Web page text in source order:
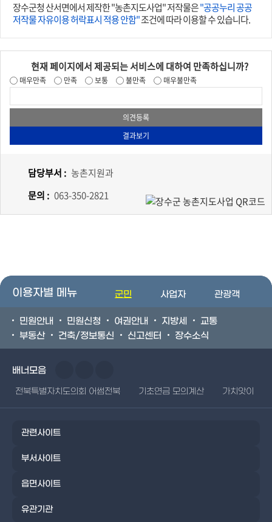
장수군청 산서면에서 제작한 "농촌지도사업" 저작물은"공공누리 공공
저작물 자유이용 허락표시 적용 안함"조건에 따라 이용할 수 있습니다.
현재 페이지에서 제공되는 서비스에 대하여 만족하십니까?
매우만족 만족 보통 불만족 매우불만족
담당부서 : 농촌지원과
문의 : 063-350-2821
이용자별 메뉴 군민 사업자 관광객
민원안내 민원신청 여권안내 지방세
교통
부동산
건축/정보통신 신고센터 장수소식
배너모음
전북특별자치도의회 어썸전북 기초연금 모의계산 가치앗이
관련사이트
부서사이트
읍면사이트
유관기관